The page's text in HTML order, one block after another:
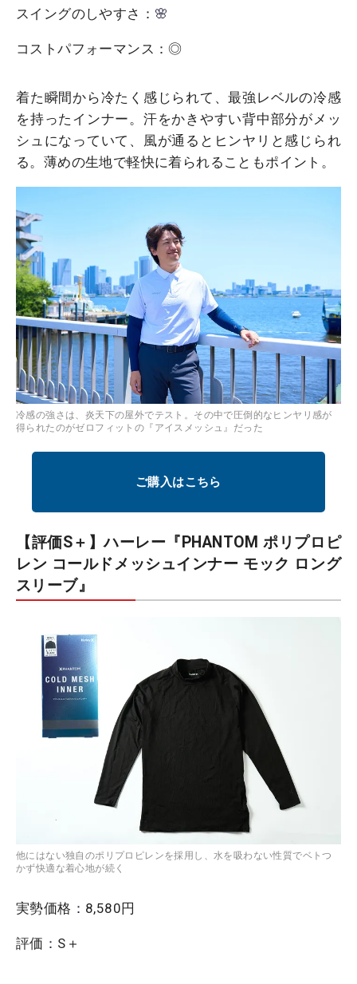
スイングのしやすさ： 🌸
コストパフォーマンス：◎
着た瞬間から冷たく感じられて、最強レベルの冷感
を持ったインナー。汗をかきやすい背中部分がメッ
シュになっていて、風が通るとヒンヤリと感じられ
る。薄めの生地で軽快に着られることもポイント。
冷感の強さは、炎天下の屋外でテスト。その中で圧倒的なヒンヤリ感が
得られたのがゼロフィットの『アイスメッシュ』だった
ご購入はこちら
【評価S＋】ハーレー『PHANTOM ポリプロピ
レン コールドメッシュインナー モック ロング
スリーブ』
他にはない独自のポリプロピレンを採用し、水を吸わない性質でベトつ
かず快適な着心地が続く
実勢価格 ： 8,580円
評価 ： S＋